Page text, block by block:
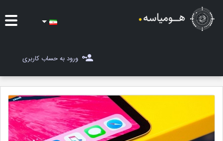
مسابقات
مجله هومیاسه
ورود به حساب کاربری